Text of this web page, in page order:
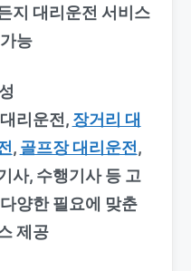
지 대리운전 서비스
능
리운전, 장거리 대
, 골프장 대리운전,
사, 수행기사 등 고
양한 필요에 맞춘
제공